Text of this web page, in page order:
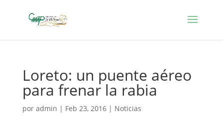
Loreto: un puente aéreo
para frenar la rabia
por admin | Feb 23, 2016| Noticias